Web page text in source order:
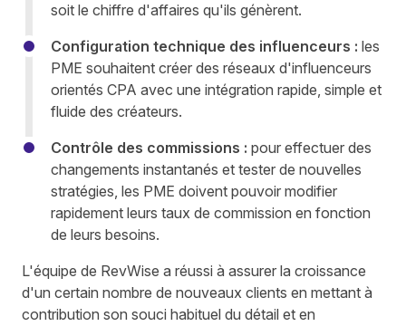
soit le chiffre d'affaires qu'ils génèrent.
Configuration technique des influenceurs : les
PME souhaitent créer des réseaux d'influenceurs
orientés CPA avec une intégration rapide, simple et
fluide des créateurs.
Contrôle des commissions : pour effectuer des
changements instantanés et tester de nouvelles
stratégies, les PME doivent pouvoir modifier
rapidement leurs taux de commission en fonction
de leurs besoins.
L'équipe de RevWise a réussi à assurer la croissance
d'un certain nombre de nouveaux clients en mettant à
contribution son souci habituel du détail et en